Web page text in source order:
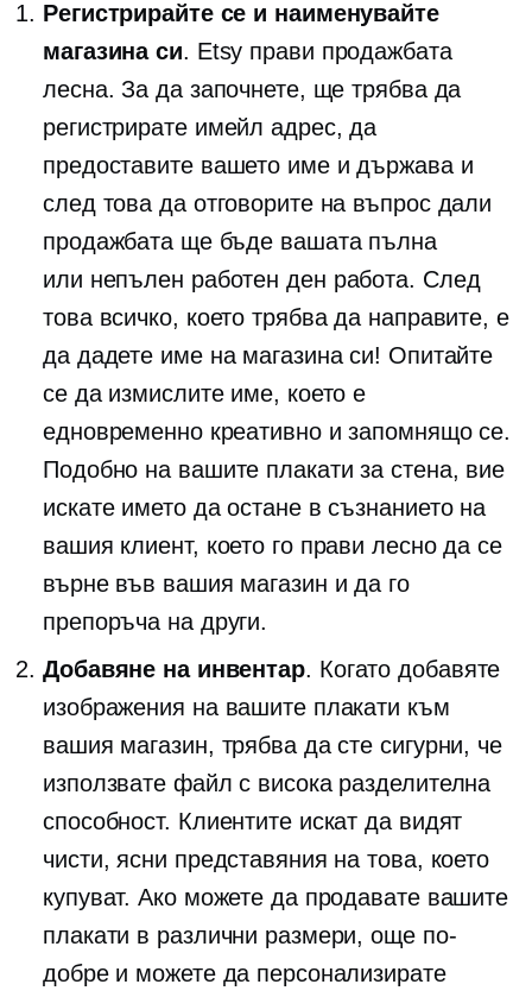
Регистрирайте се и наименувайте
магазина си. Etsy прави продажбата
лесна. За да започнете, ще трябва да
регистрирате имейл адрес, да
предоставите вашето име и държава и
след това да отговорите на въпрос дали
продажбата ще бъде вашата пълна
или непълен работен ден работа. След
това всичко, което трябва да направите, е
да дадете име на магазина си! Опитайте
се да измислите име, което е
едновременно креативно и запомнящо се.
Подобно на вашите плакати за стена, вие
искате името да остане в съзнанието на
вашия клиент, което го прави лесно да се
върне във вашия магазин и да го
препоръча на други.
Добавяне на инвентар. Когато добавяте
изображения на вашите плакати към
вашия магазин, трябва да сте сигурни, че
използвате файл с висока разделителна
способност. Клиентите искат да видят
чисти, ясни представяния на това, което
купуват. Ако можете да продавате вашите
плакати в различни размери, още по-
добре и можете да персонализирате